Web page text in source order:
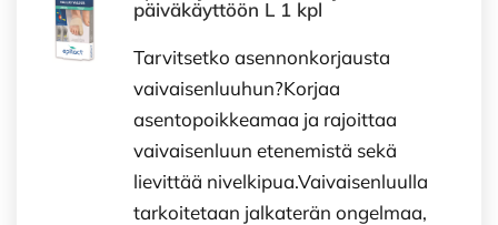
päiväkäyttöön L 1 kpl
Tarvitsetko asennonkorjausta
vaivaisenluuhun?Korjaa
asentopoikkeamaa ja rajoittaa
vaivaisenluun etenemistä sekä
lievittää nivelkipua.Vaivaisenluulla
tarkoitetaan jalkaterän ongelmaa,